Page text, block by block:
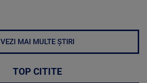
VEZI MAI MULTE ȘTIRI
TOP CITITE